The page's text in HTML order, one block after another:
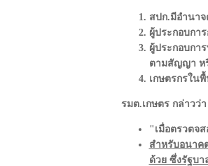
สปก.มีอำนา
ผู้ประกอบกา
ผู้ประกอบกา
ตามสัญญา ห
เกษตรกรใน
รมต.เกษตร กล่าวว่า
"เมื่อตรวตจ
สำหรับอนาค
ด้วย ซึ่งรัฐบา